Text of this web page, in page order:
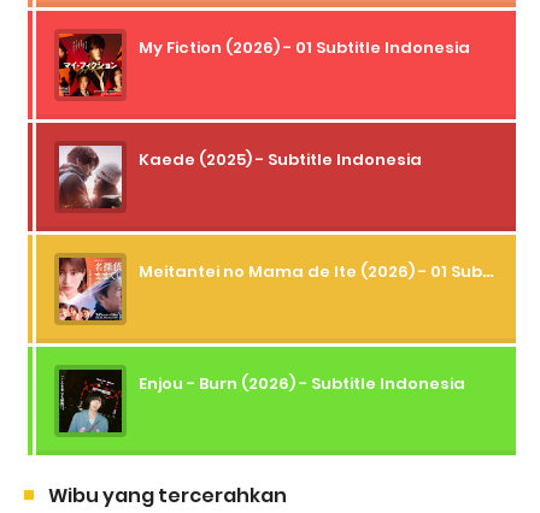
My Fiction (2026) - 01 Subtitle Indonesia
Kaede (2025) - Subtitle Indonesia
Meitantei no Mama de Ite (2026) - 01 Subtitle Indonesia
Enjou - Burn (2026) - Subtitle Indonesia
Wibu yang tercerahkan